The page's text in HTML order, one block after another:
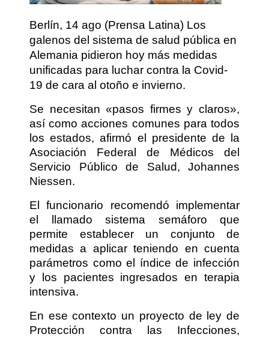
Berlín, 14 ago (Prensa Latina) Los
galenos del sistema de salud pública en
Alemania pidieron hoy más medidas
unificadas para luchar contra la Covid-
19 de cara al otoño e invierno.
Se necesitan «pasos firmes y claros»,
así como acciones comunes para todos
los estados, afirmó el presidente de la
Asociación Federal de Médicos del
Servicio Público de Salud, Johannes
Niessen.
El funcionario recomendó implementar
el llamado sistema semáforo que
permite establecer un conjunto de
medidas a aplicar teniendo en cuenta
parámetros como el índice de infección
y los pacientes ingresados en terapia
intensiva.
En ese contexto un proyecto de ley de
Protección contra las Infecciones,